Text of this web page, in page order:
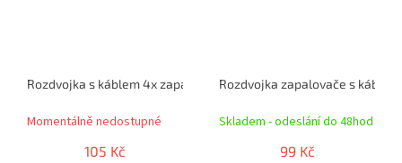
Rozdvojka s káblem 4x zapalovač
Momentálně nedostupné
105 Kč
Rozdvojka zapalovače s káblem
Skladem - odeslání do 48hod
99 Kč